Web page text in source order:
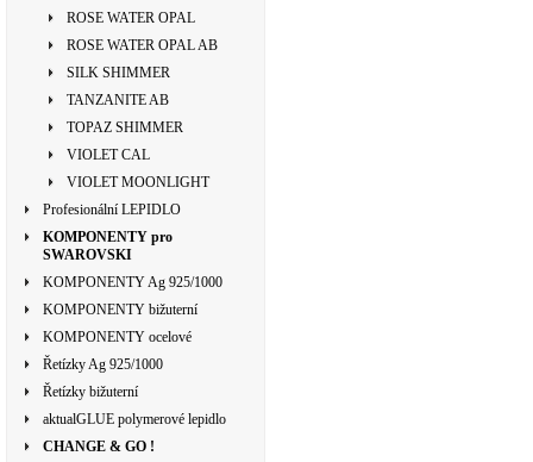
ROSE WATER OPAL
ROSE WATER OPAL AB
SILK SHIMMER
TANZANITE AB
TOPAZ SHIMMER
VIOLET CAL
VIOLET MOONLIGHT
Profesionální LEPIDLO
KOMPONENTY pro
SWAROVSKI
KOMPONENTY Ag 925/1000
KOMPONENTY bižuterní
KOMPONENTY ocelové
Řetízky Ag 925/1000
Řetízky bižuterní
aktualGLUE polymerové lepidlo
CHANGE & GO !